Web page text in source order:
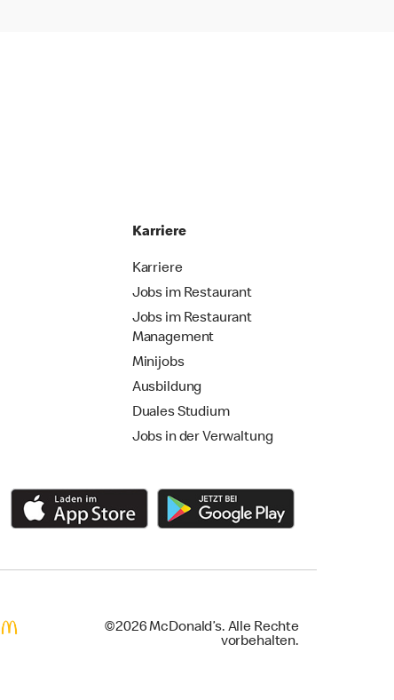
Karriere
Karriere
Jobs im Restaurant
Jobs im Restaurant
Management
Minijobs
Ausbildung
Duales Studium
Jobs in der Verwaltung
©2026 McDonald’s. Alle Rechte
vorbehalten.